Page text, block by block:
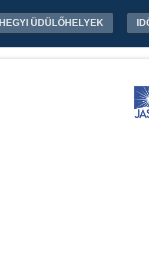
HEGYI ÜDÜLŐHELYEK